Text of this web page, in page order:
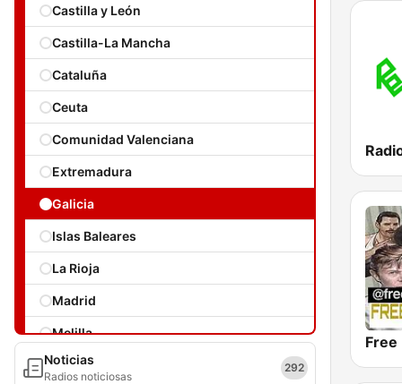
Castilla y León
Castilla-La Mancha
Cataluña
Ceuta
Comunidad Valenciana
Extremadura
Galicia
Islas Baleares
La Rioja
Madrid
Melilla
Navarra
Noticias
Radios noticiosas
292
Free